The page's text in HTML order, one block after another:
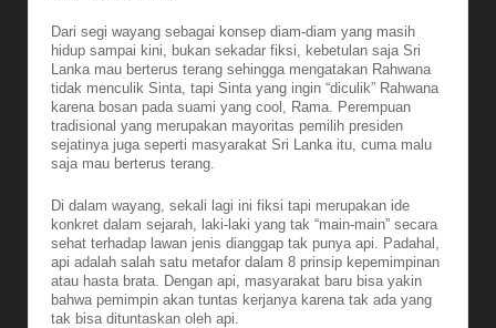
Dari segi wayang sebagai konsep diam-diam yang masih
hidup sampai kini, bukan sekadar fiksi, kebetulan saja Sri
Lanka mau berterus terang sehingga mengatakan Rahwana
tidak menculik Sinta, tapi Sinta yang ingin “diculik” Rahwana
karena bosan pada suami yang cool, Rama. Perempuan
tradisional yang merupakan mayoritas pemilih presiden
sejatinya juga seperti masyarakat Sri Lanka itu, cuma malu
saja mau berterus terang.
Di dalam wayang, sekali lagi ini fiksi tapi merupakan ide
konkret dalam sejarah, laki-laki yang tak “main-main” secara
sehat terhadap lawan jenis dianggap tak punya api. Padahal,
api adalah salah satu metafor dalam 8 prinsip kepemimpinan
atau hasta brata. Dengan api, masyarakat baru bisa yakin
bahwa pemimpin akan tuntas kerjanya karena tak ada yang
tak bisa dituntaskan oleh api.